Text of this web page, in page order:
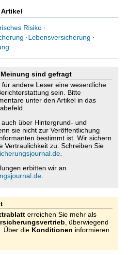
Risiko ·
·Lebensversicherung ·
sind gefragt
andere Leser eine wesentliche
sein. Bitte
unter den Artikel in das
über Hintergrund- und
sie nicht zur Veröffentlichung
bestimmt ist. Wir sichern
Vertraulichkeit zu. Schreiben Sie
erbitten wir an
erreichen Sie mehr als
, überwiegend
Über die Konditionen informieren